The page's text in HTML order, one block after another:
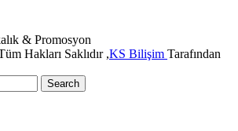
& Promosyon
Hakları Saklıdır ,KS Bilişim Tarafından
Search